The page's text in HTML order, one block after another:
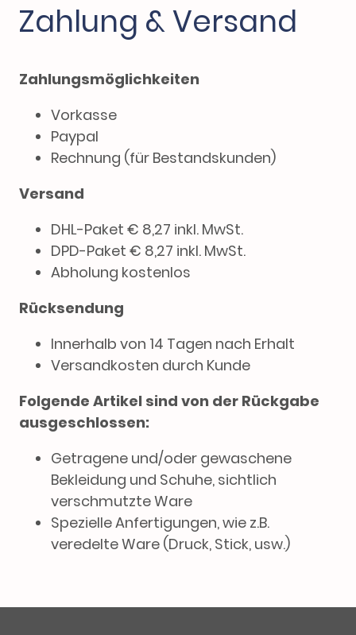
Zahlung & Versand
Zahlungsmöglichkeiten
Vorkasse
Paypal
Rechnung (für Bestandskunden)
Versand
DHL-Paket € 8,27 inkl. MwSt.
DPD-Paket € 8,27 inkl. MwSt.
Abholung kostenlos
Rücksendung
Innerhalb von 14 Tagen nach Erhalt
Versandkosten durch Kunde
Folgende Artikel sind von der Rückgabe
ausgeschlossen:
Getragene und/oder gewaschene
Bekleidung und Schuhe, sichtlich
verschmutzte Ware
Spezielle Anfertigungen, wie z.B.
veredelte Ware (Druck, Stick, usw.)